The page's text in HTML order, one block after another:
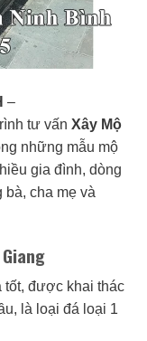
–
tư vấn Xây Mộ
những mẫu mộ
gia đình, dòng
bà, cha mẹ và
tốt, được khai thác
là loại đá loại 1